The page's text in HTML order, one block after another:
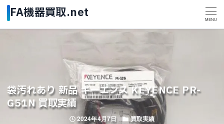
MENU
袋汚れあり 新品 キーエンス KEYENCE PR-
G51N 買取実績
投稿日
2024年4月7日 カテゴリー
買取実績